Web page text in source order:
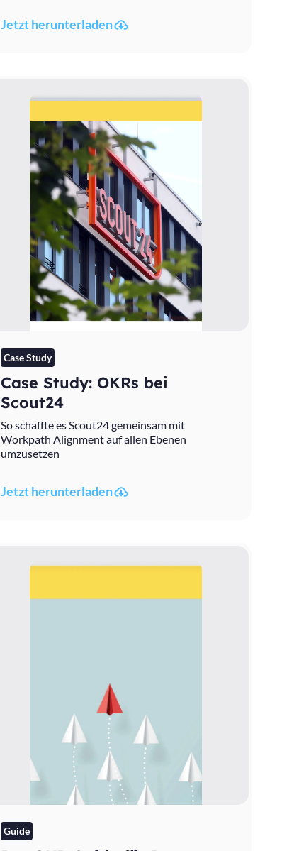
Jetzt herunterladen
Case Study
Case Study: OKRs bei
Scout24
So schaffte es Scout24 gemeinsam mit
Workpath Alignment auf allen Ebenen
umzusetzen
Jetzt herunterladen
Guide